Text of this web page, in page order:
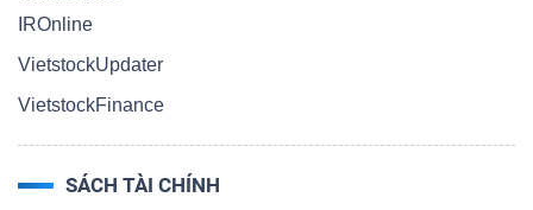
IROnline
VietstockUpdater
VietstockFinance
SÁCH TÀI CHÍNH